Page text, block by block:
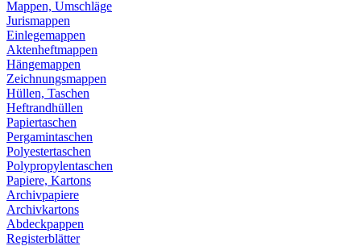
Mappen, Umschläge
Jurismappen
Einlegemappen
Aktenheftmappen
Hängemappen
Zeichnungsmappen
Hüllen, Taschen
Heftrandhüllen
Papiertaschen
Pergamintaschen
Polyestertaschen
Polypropylentaschen
Papiere, Kartons
Archivpapiere
Archivkartons
Abdeckpappen
Registerblätter